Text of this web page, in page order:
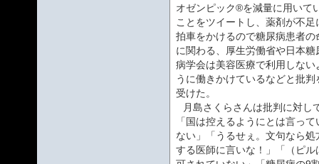
オゼンピック®を減量に用いて
ことをツイートし、薬剤が不足
拍車をかけるので糖尿病患者の
に関わる、厚生労働省や日本糖
病学会は美容医療で利用しない
うに働きかけているなどと批判
受けた。
月島さくらさんは批判に対し
「国は控えるようにとは言って
ない」「うるせぇ。文句なら処
する医師に言いな！」「（ピ